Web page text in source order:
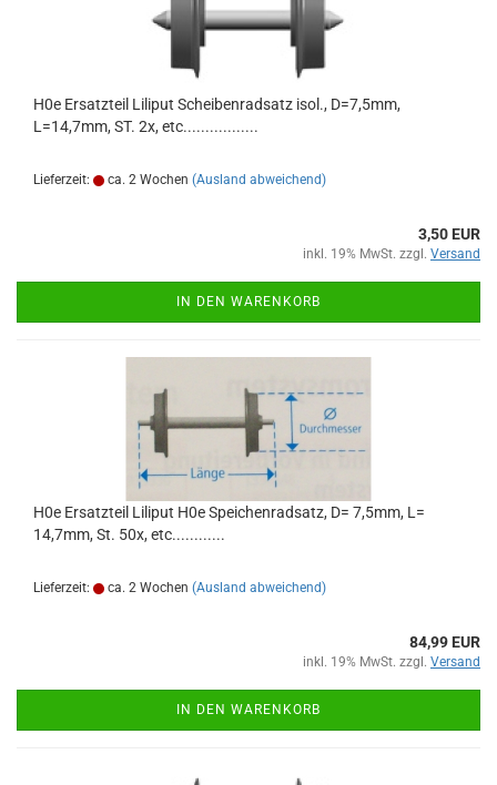
H0e Ersatzteil Liliput Scheibenradsatz isol., D=7,5mm,
L=14,7mm, ST. 2x, etc.................
Lieferzeit: ca. 2 Wochen (Ausland abweichend)
3,50 EUR
inkl. 19% MwSt. zzgl. Versand
IN DEN WARENKORB
H0e Ersatzteil Liliput H0e Speichenradsatz, D= 7,5mm, L=
14,7mm, St. 50x, etc............
Lieferzeit: ca. 2 Wochen (Ausland abweichend)
84,99 EUR
inkl. 19% MwSt. zzgl. Versand
IN DEN WARENKORB